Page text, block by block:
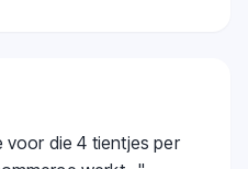
voor die 4 tientjes per